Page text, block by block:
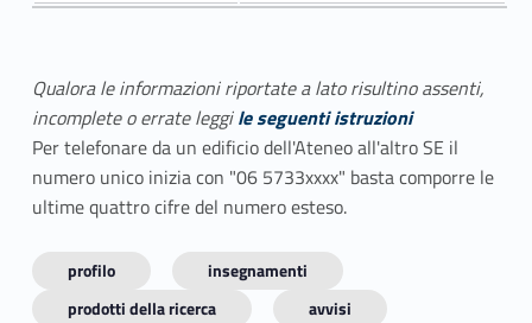
Qualora le informazioni riportate a lato risultino assenti,
incomplete o errate leggile seguenti istruzioni
Per telefonare da un edificio dell'Ateneo all'altro SE il
numero unico inizia con "06 5733xxxx" basta comporre le
ultime quattro cifre del numero esteso.
profilo
insegnamenti
prodotti della ricerca
avvisi